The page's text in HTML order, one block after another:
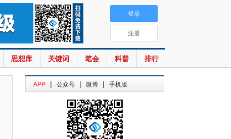
思想库 关键词 笔会 科普 排行
登录
注册
APP | 公众号 | 微博 | 手机版